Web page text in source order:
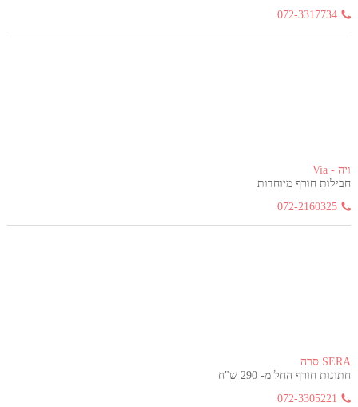
072-3317734
ויה - Via
חבילות חורף מיוחדות
072-2160325
SERA סרה
חתונות חורף החל מ- 290 ש"ח
072-3305221